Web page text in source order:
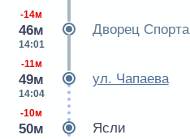
-14м
46м
14:01
Дворец Спорта
-11м
49м
14:04
ул. Чапаева
-10м
50м Ясли